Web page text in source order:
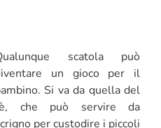
EVENTO
scatola può
un gioco per il
Si va da quella del
che può servire da
per custodire i piccoli